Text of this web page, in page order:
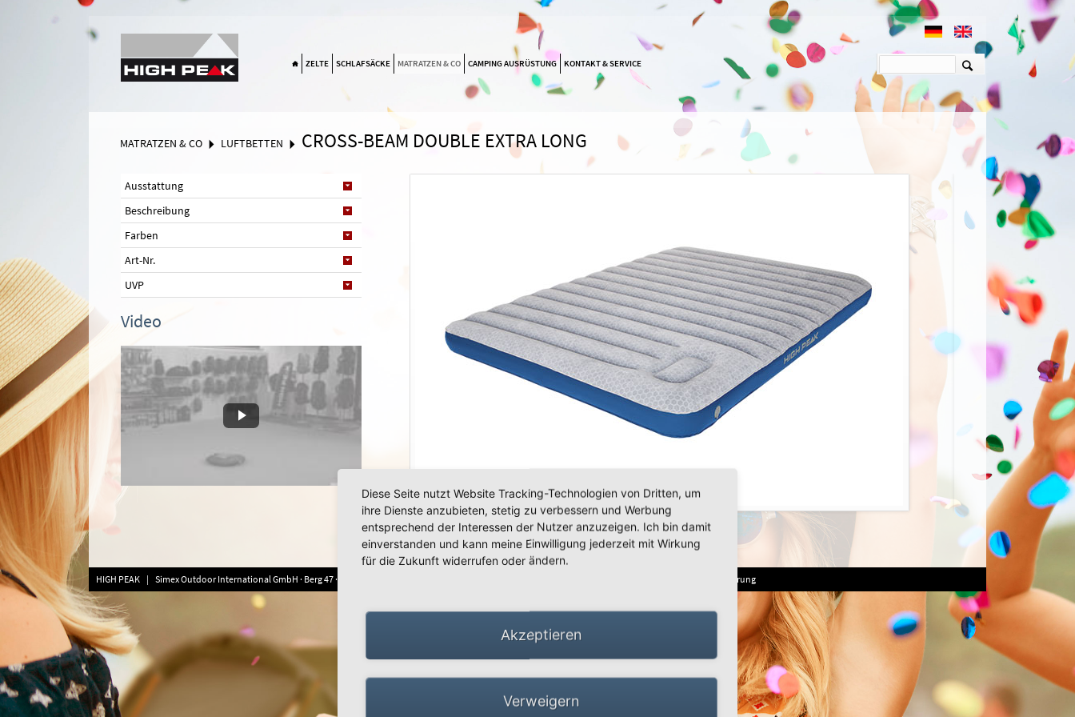
ZELTE SCHLAFSÄCKE MATRATZEN & CO CAMPING AUSRÜSTUNG KONTAKT & SERVICE
MATRATZEN & CO LUFTBETTEN CROSS-BEAM DOUBLE EXTRA LONG
Ausstattung
Beschreibung
Farben
Art-Nr.
UVP
Video
« »
HIGH PEAK | Simex Outdoor International GmbH · Berg 47 · D-41366 Schwalmtal · Tel.: +49 (0)2163 951 60 60 | Barrierefreiheitserklärung
Diese Seite nutzt Website Tracking-Technologien von Dritten, um
ihre Dienste anzubieten, stetig zu verbessern und Werbung
entsprechend der Interessen der Nutzer anzuzeigen. Ich bin damit
einverstanden und kann meine Einwilligung jederzeit mit Wirkung
für die Zukunft widerrufen oder ändern.
Akzeptieren
Verweigern